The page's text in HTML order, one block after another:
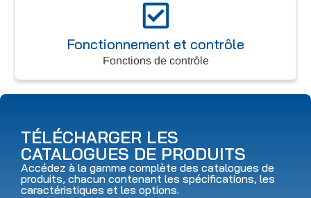
Fonctionnement et contrôle
Fonctions de contrôle
TÉLÉCHARGER LES
CATALOGUES DE PRODUITS
Accédez à la gamme complète des catalogues de
produits, chacun contenant les spécifications, les
caractéristiques et les options.